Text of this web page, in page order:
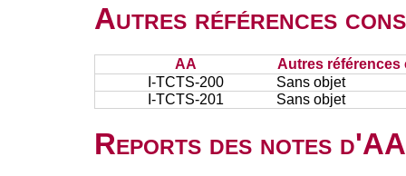
Autres références
AA
Autres références
I-TCTS-200
Sans objet
I-TCTS-201
Sans objet
Reports des notes